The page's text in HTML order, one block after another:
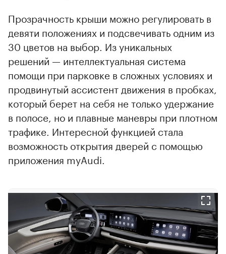
Прозрачность крыши можно регулировать в
девяти положениях и подсвечивать одним из
30 цветов на выбор. Из уникальных
решений — интеллектуальная система
помощи при парковке в сложных условиях и
продвинутый ассистент движения в пробках,
который берет на себя не только удержание
в полосе, но и плавные маневры при плотном
трафике. Интересной функцией стала
возможность открытия дверей с помощью
приложения myAudi.